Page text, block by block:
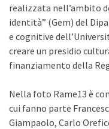
realizzata nell’ambito
identità” (Gem) del
e cognitive
creare un presidio
finanziamento della
Nella foto Rame13 è
cui fanno parte
Giampaolo, Carlo